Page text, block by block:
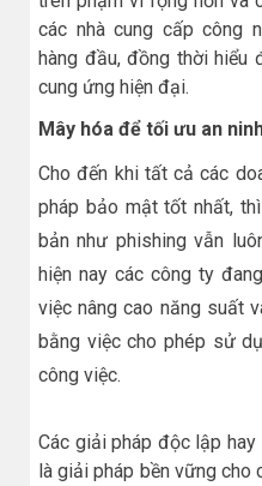
các nhà cung cấp công
hàng đầu, đồng thời
cung ứng hiện đại.
Mây hóa để tối ưu an
Cho đến khi tất cả các
pháp bảo mật tốt nhất,
bản như phishing vẫn
hiện nay các công ty
việc nâng cao năng suất
bằng việc cho phép sử
công việc.
Các giải pháp độc lập
là giải pháp bền vững cho